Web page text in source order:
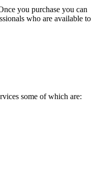
you purchase you can
who are available to
some of which are: